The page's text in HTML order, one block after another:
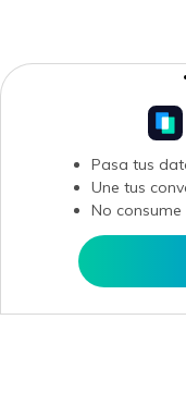
Pasa tus
Une tus
No